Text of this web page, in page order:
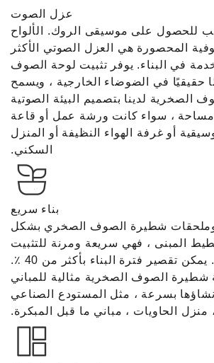
عزل الصوت
للحصول على موسيقى الروك. الألواح
المحصورة هي العزل الصوتي الأكثر
في البناء. يوفر تثبيت لوحة الصوف
حقيقيًا في الضوضاء الخارجية ، ويسمح
الصخرية لدينا بتصميم البيئة الصوتية
مساحة ، سواء كانت ورشة عمل أو قاعة
أو غرفة الهواء النظيفة أو المنزل
السكني.
بناء سريع
وملحقات شطيرة الصوف الصخري بشكل
المبنى ، فهي سريعة ومرنة للتثبيت
على موقع البناء. يمكن تقصير فترة البناء بأكثر من 40 ٪.
شطيرة الصوف الصخرية مثالية للمباني
بسرعة ، مثل المستودع الصناعي
، منزل الحاويات ، مباني ما قبل المبكرة.